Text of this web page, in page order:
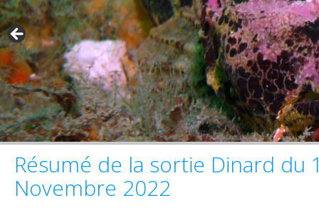
Résumé de la sortie Dinard du
Novembre 2022